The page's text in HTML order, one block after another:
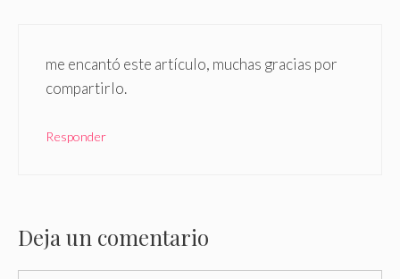
me encantó este artículo, muchas gracias por
compartirlo.
Responder
Deja un comentario